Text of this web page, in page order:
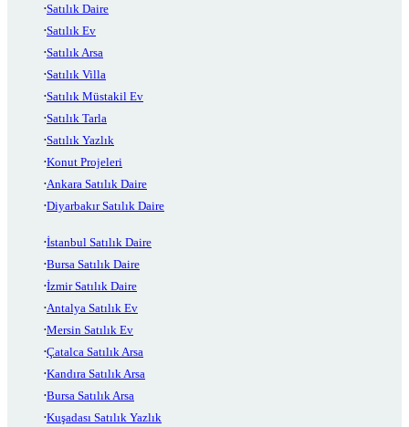
Satılık Daire
Satılık Ev
Satılık Arsa
Satılık Villa
Satılık Müstakil Ev
Satılık Tarla
Satılık Yazlık
Konut Projeleri
Ankara Satılık Daire
Diyarbakır Satılık Daire
İstanbul Satılık Daire
Bursa Satılık Daire
İzmir Satılık Daire
Antalya Satılık Ev
Mersin Satılık Ev
Çatalca Satılık Arsa
Kandıra Satılık Arsa
Bursa Satılık Arsa
Kuşadası Satılık Yazlık